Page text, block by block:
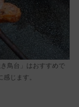
鳥台」はおすすめで
じます。